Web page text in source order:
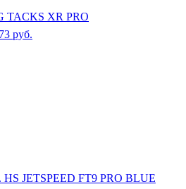
TACKS XR PRO
руб.
HS JETSPEED FT9 PRO BLUE